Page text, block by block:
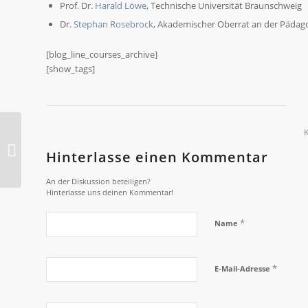
Prof. Dr. Harald Löwe, Technische Universität Braunschweig
Dr. Stephan Rosebrock, Akademischer Oberrat an der
[blog_line_courses_archive]
[show_tags]
Hinterlasse einen Kommentar
An der Diskussion beteiligen?
Hinterlasse uns deinen Kommentar!
Name *
E-Mail-Adresse *
geordnet, faszinierend!